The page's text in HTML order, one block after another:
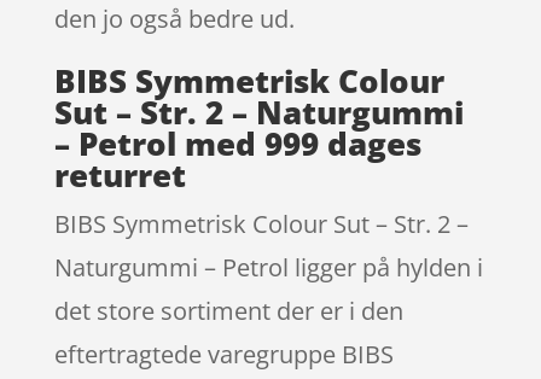
den jo også bedre ud.
BIBS Symmetrisk Colour
Sut – Str. 2 – Naturgummi
– Petrol med 999 dages
returret
BIBS Symmetrisk Colour Sut – Str. 2 –
Naturgummi – Petrol ligger på hylden i
det store sortiment der er i den
eftertragtede varegruppe BIBS